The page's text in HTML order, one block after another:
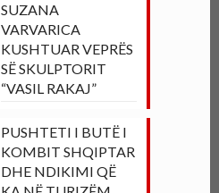
SUZANA
VARVARICA
KUSHTUAR VEPRËS
SË SKULPTORIT
“VASIL RAKAJ”
PUSHTETI I BUTË I
KOMBIT SHQIPTAR
DHE NDIKIMI QË